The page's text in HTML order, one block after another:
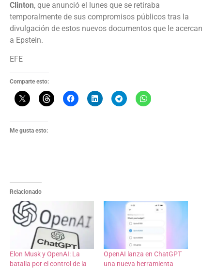
Clinton, que anunció el lunes que se retiraba
temporalmente de sus compromisos públicos tras la
divulgación de estos nuevos documentos que le acercan
a Epstein.
EFE
Comparte esto:
Me gusta esto:
Relacionado
Elon Musk y OpenAI: La
batalla por el control de la
OpenAI lanza en ChatGPT
una nueva herramienta